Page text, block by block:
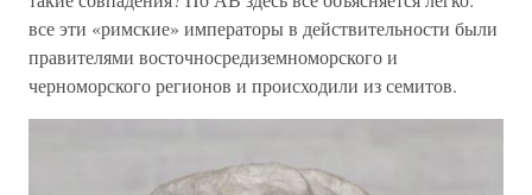
все эти «римские» императоры в действительности были
правителями восточносредиземноморского и
черноморского регионов и происходили из семитов.